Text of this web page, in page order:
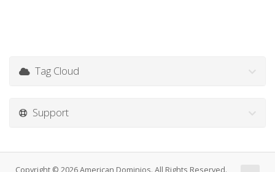
Tag Cloud
Support
Copyright © 2026 American Dominios. All Rights Reserved.